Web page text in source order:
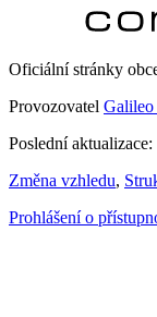
Oficiální stránky
Provozovatel Galileo
Poslední
Změna vzhledu,
Prohlášení o